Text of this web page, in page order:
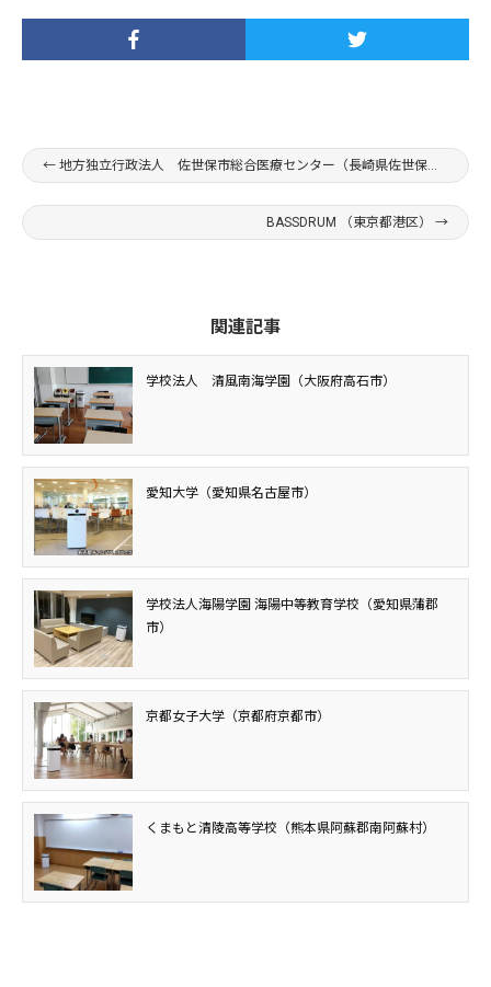
← 地方独立行政法人 佐世保市総合医療センター（長崎県佐世保市）
BASSDRUM （東京都港区） →
関連記事
学校法人 清風南海学園（大阪府高石市）
愛知大学（愛知県名古屋市）
学校法人海陽学園 海陽中等教育学校（愛知県蒲郡
市）
京都女子大学（京都府京都市）
くまもと清陵高等学校（熊本県阿蘇郡南阿蘇村）